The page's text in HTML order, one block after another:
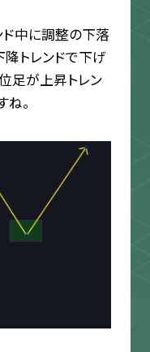
中に調整の下落
トレンドで下げ
足が上昇トレン
。